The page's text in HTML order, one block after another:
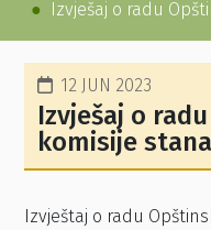
Izvješaj o radu
12 JUN 2023
Izvješaj o
komisije
Izvještaj o radu